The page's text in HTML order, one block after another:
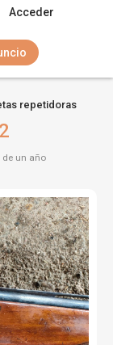
Acceder
repetidoras
de un año